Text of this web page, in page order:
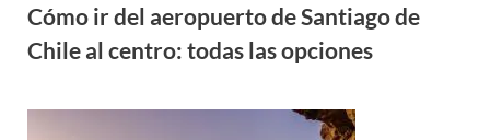
Cómo ir del aeropuerto de Santiago de
Chile al centro: todas las opciones